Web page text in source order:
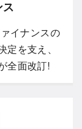
イナンスの
を支え、
全面改訂!